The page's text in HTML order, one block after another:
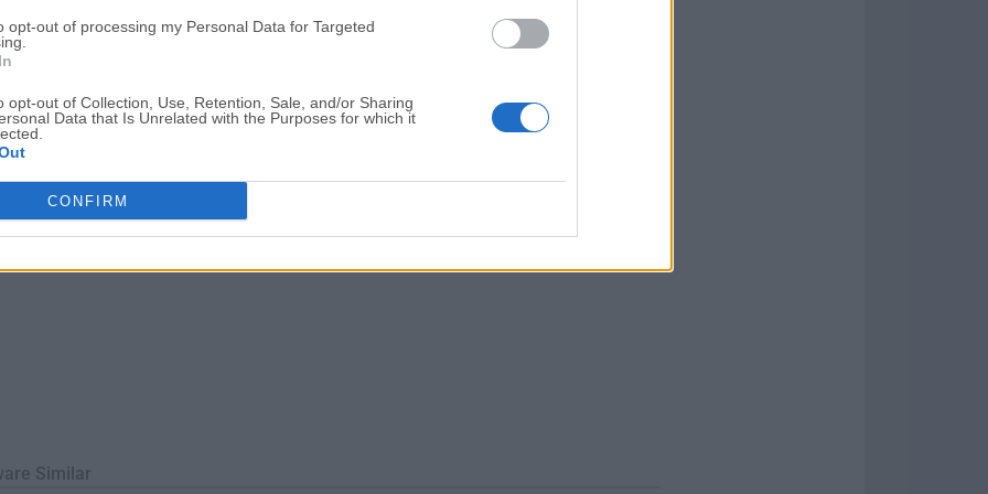
opt-out of processing my Personal Data for Targeted
opt-out of Collection, Use, Retention, Sale, and/or Sharing
Data that Is Unrelated with the Purposes for which it
CONFIRM
para modificar y gestionar archivos APK.Sin embargo, requiere Java para
muchas caracte...
Similar